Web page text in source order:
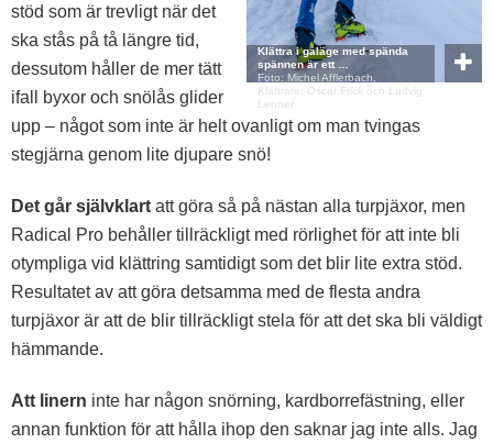
Klättra i gåläge med spända
spännen är ett …
Foto: Michel Afflerbach,
Klättrare: Oscar Frick och Ludvig
Lenner
stöd som är trevligt när det
ska stås på tå längre tid,
dessutom håller de mer tätt
ifall byxor och snölås glider
upp – något som inte är helt ovanligt om man tvingas
stegjärna genom lite djupare snö!
Det går självklart att göra så på nästan alla turpjäxor, men
Radical Pro behåller tillräckligt med rörlighet för att inte bli
otympliga vid klättring samtidigt som det blir lite extra stöd.
Resultatet av att göra detsamma med de flesta andra
turpjäxor är att de blir tillräckligt stela för att det ska bli väldigt
hämmande.
Att linern inte har någon snörning, kardborrefästning, eller
annan funktion för att hålla ihop den saknar jag inte alls. Jag